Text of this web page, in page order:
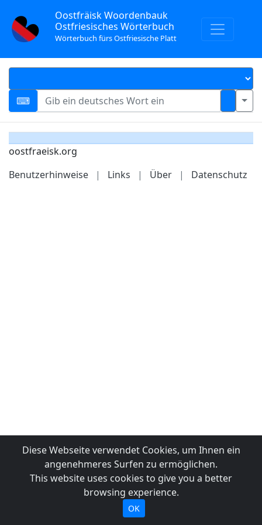
Oostfräisk Woordenbauk
Ostfriesisches Wörterbuch
Wörterbuch fürs Ostfriesische Platt
oostfraeisk.org
Benutzerhinweise
| Links | Über | Datenschutz
Diese Webseite verwendet Cookies, um Ihnen ein
angenehmeres Surfen zu ermöglichen.
This website uses cookies to give you a better
browsing experience.
OK